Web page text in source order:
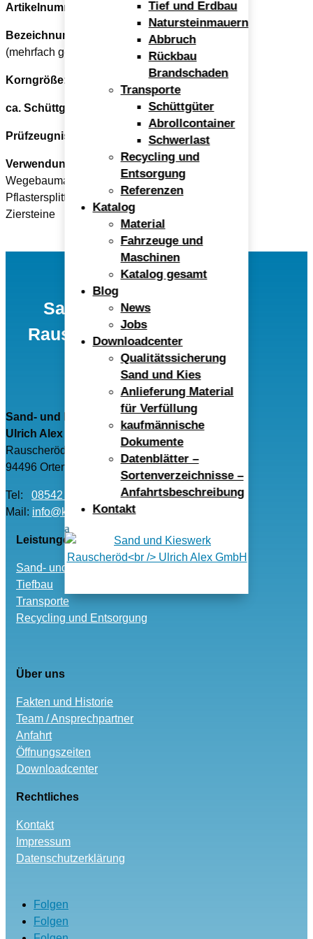
Tief und Erdbau
Natursteinmauern
Abbruch
Rückbau
Brandschaden
Transporte
Schüttgüter
Abrollcontainer
Schwerlast
Recycling und
Entsorgung
Referenzen
Katalog
Material
Fahrzeuge und
Maschinen
Katalog gesamt
Blog
News
Jobs
Downloadcenter
Qualitätssicherung
Sand und Kies
Anlieferung Material
für Verfüllung
kaufmännische
Dokumente
Datenblätter –
Sortenverzeichnisse –
Anfahrtsbeschreibung
Kontakt
Artikelnummer
Bezeichnung:
Granit-Edelsplitt 2/5
(mehrfach gebrochen und gewaschen)
Korngröße:
ca. Schüttgewicht (to / m³): 1,4
Prüfzeugnis:
Verwendung:
Wegebaumaterial,
Pflastersplitt,
Ziersteine
Sand- und Kieswerk
Rauscheröd Ulrich Alex
GmbH
Sand- und Kieswerk Rauscheröd
Ulrich Alex GmbH
Rauscheröd 4
94496 Ortenburg
Tel: 08542 – 96040
Mail: info@kwr-alex.de
Leistungen
Sand- und Kies
Tiefbau
Transporte
Recycling und Entsorgung
Über uns
Fakten und Historie
Team / Ansprechpartner
Anfahrt
Öffnungszeiten
Downloadcenter
Rechtliches
Kontakt
Impressum
Datenschutzerklärung
Folgen
Folgen